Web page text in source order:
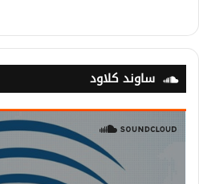
ساوند كلاود